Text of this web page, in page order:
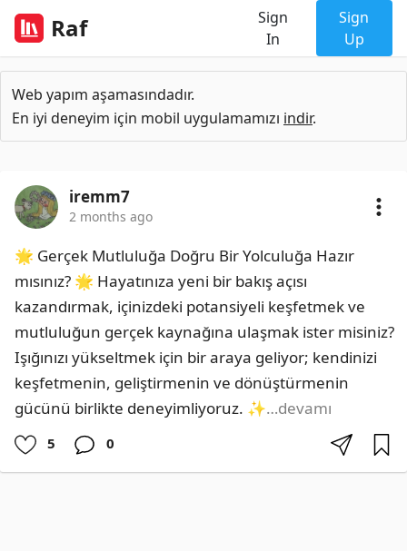
Raf
Sign
In
Sign
Up
Web yapım aşamasındadır.
En iyi deneyim için mobil uygulamamızı indir.
iremm7
2 months ago
🌟 Gerçek Mutluluğa Doğru Bir Yolculuğa Hazır
mısınız? 🌟 Hayatınıza yeni bir bakış açısı
kazandırmak, içinizdeki potansiyeli keşfetmek ve
mutluluğun gerçek kaynağına ulaşmak ister misiniz?
Işığınızı yükseltmek için bir araya geliyor; kendinizi
keşfetmenin, geliştirmenin ve dönüştürmenin
gücünü birlikte deneyimliyoruz. ✨…devamı
5 0